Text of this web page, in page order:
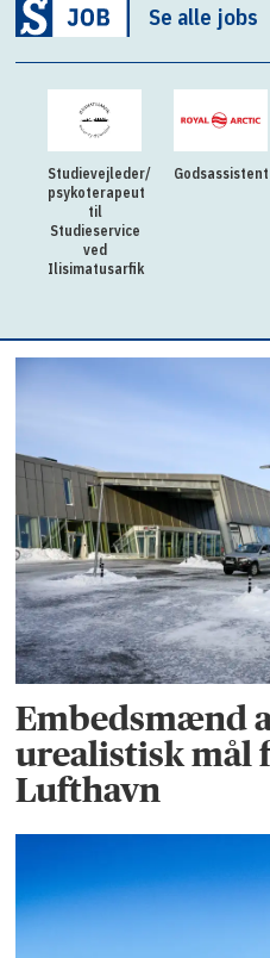
Se alle jobs
Studievejleder/
psykoterapeut
til
Studieservice
ved
Ilisimatusarfik
Godsassistent
Embedsmænd
urealistisk mål
Lufthavn